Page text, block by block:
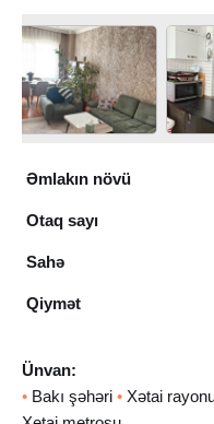
Əmlakın növü
Otaq sayı
Sahə
Qiymət
Ünvan:
• Bakı şəhəri • Xətai